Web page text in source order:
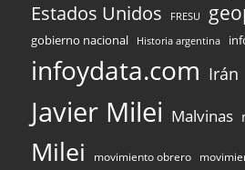
Estados Unidos FRESU
gobierno nacional Historia argentina
infoydata.com Irán
Javier Milei Malvinas
Milei movimiento obrero